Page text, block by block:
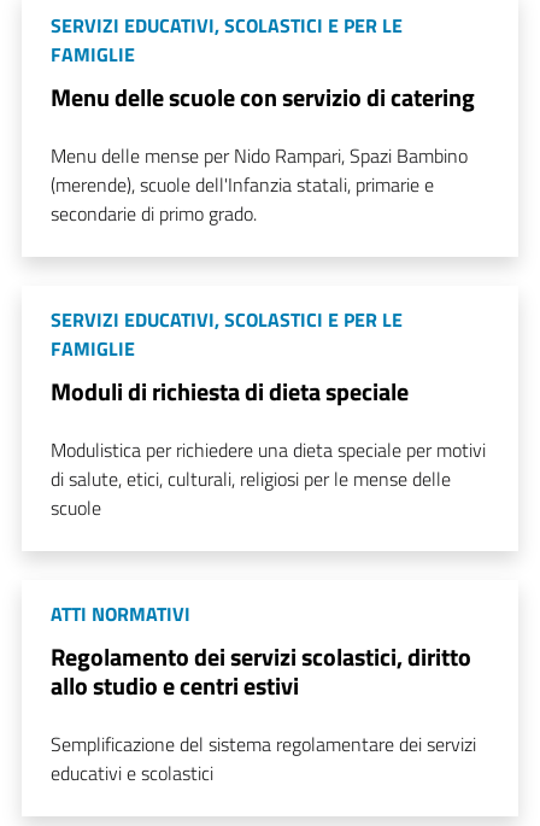
SERVIZI EDUCATIVI, SCOLASTICI E PER LE
FAMIGLIE
Menu delle scuole con servizio di catering
Menu delle mense per Nido Rampari, Spazi Bambino
(merende), scuole dell'Infanzia statali, primarie e
secondarie di primo grado.
SERVIZI EDUCATIVI, SCOLASTICI E PER LE
FAMIGLIE
Moduli di richiesta di dieta speciale
Modulistica per richiedere una dieta speciale per motivi
di salute, etici, culturali, religiosi per le mense delle
scuole
ATTI NORMATIVI
Regolamento dei servizi scolastici, diritto
allo studio e centri estivi
Semplificazione del sistema regolamentare dei servizi
educativi e scolastici